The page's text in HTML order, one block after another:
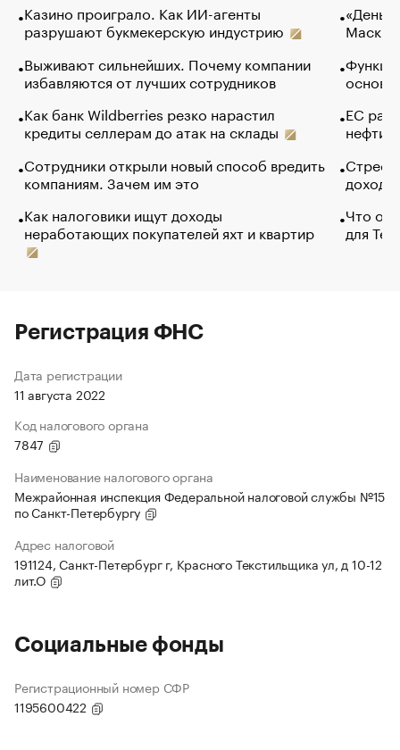
Казино проиграло. Как ИИ-агенты
разрушают букмекерскую индустрию
Выживают сильнейших. Почему компании
избавляются от лучших сотрудников
Как банк Wildberries резко нарастил
кредиты селлерам до атак на склады
Сотрудники открыли новый способ вредить
компаниям. Зачем им это
Как налоговики ищут доходы
неработающих покупателей яхт и квартир
Маск в
основ
ЕС
нефти
Что
для
Регистрация ФНС
Дата регистрации
11 августа 2022
Код налогового органа
7847
Наименование налогового органа
Межрайонная инспекция Федеральной налоговой службы №15
по Санкт-Петербургу
Адрес налоговой
191124, Санкт-Петербург г, Красного Текстильщика ул, д 10-12
лит.О
Социальные фонды
Регистрационный номер СФР
1195600422